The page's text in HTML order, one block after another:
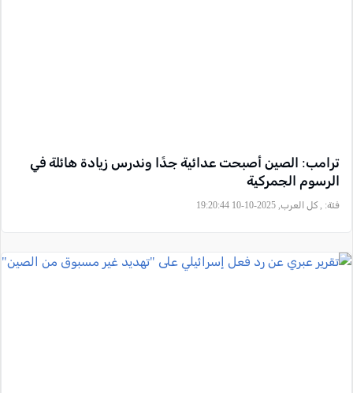
ترامب: الصين أصبحت عدائية جدًا وندرس زيادة هائلة في
الرسوم الجمركية
فئة: , كل العرب, 2025-10-10 19:20:44